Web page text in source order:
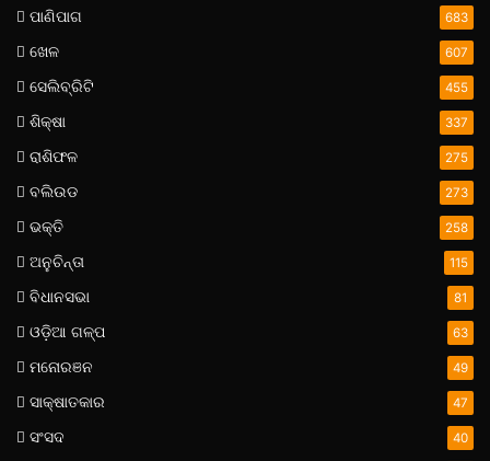
ପାଣିପାଗ 683
ଖେଳ 607
ସେଲିବ୍ରିଟି 455
ଶିକ୍ଷା 337
ରାଶିଫଳ 275
ବଲିଉଡ 273
ଭକ୍ତି 258
ଅନୁଚିନ୍ତା 115
ବିଧାନସଭା 81
ଓଡ଼ିଆ ଗଳ୍ପ 63
ମନୋରଞନ 49
ସାକ୍ଷାତକାର 47
ସଂସଦ 40